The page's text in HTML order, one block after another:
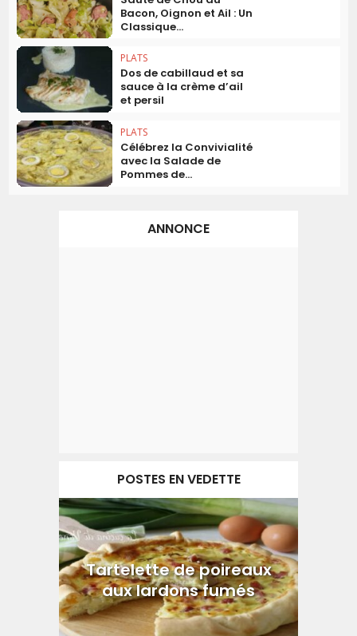
Bacon, Oignon et Ail : Un
Classique...
PLATS
Dos de cabillaud et sa
sauce à la crème d’ail
et persil
PLATS
Célébrez la Convivialité
avec la Salade de
Pommes de...
ANNONCE
POSTES EN VEDETTE
Tartelette de poireaux
aux lardons fumés